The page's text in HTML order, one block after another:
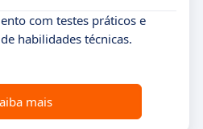
com testes práticos e
habilidades técnicas.
mais